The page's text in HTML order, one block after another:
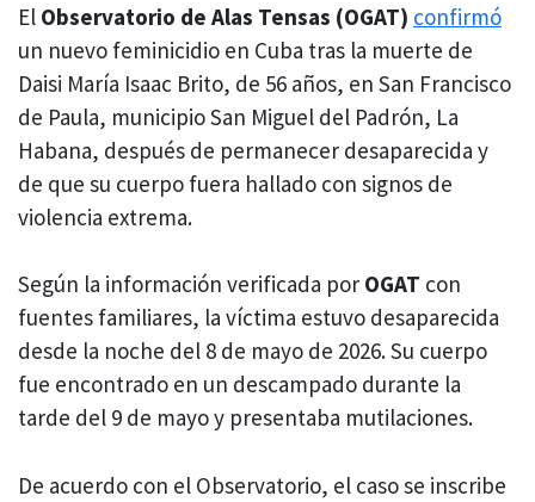
El Observatorio de Alas Tensas (OGAT) confirmó
un nuevo feminicidio en Cuba tras la muerte de
Daisi María Isaac Brito, de 56 años, en San Francisco
de Paula, municipio San Miguel del Padrón, La
Habana, después de permanecer desaparecida y
de que su cuerpo fuera hallado con signos de
violencia extrema.
Según la información verificada por OGAT con
fuentes familiares, la víctima estuvo desaparecida
desde la noche del 8 de mayo de 2026. Su cuerpo
fue encontrado en un descampado durante la
tarde del 9 de mayo y presentaba mutilaciones.
De acuerdo con el Observatorio, el caso se inscribe